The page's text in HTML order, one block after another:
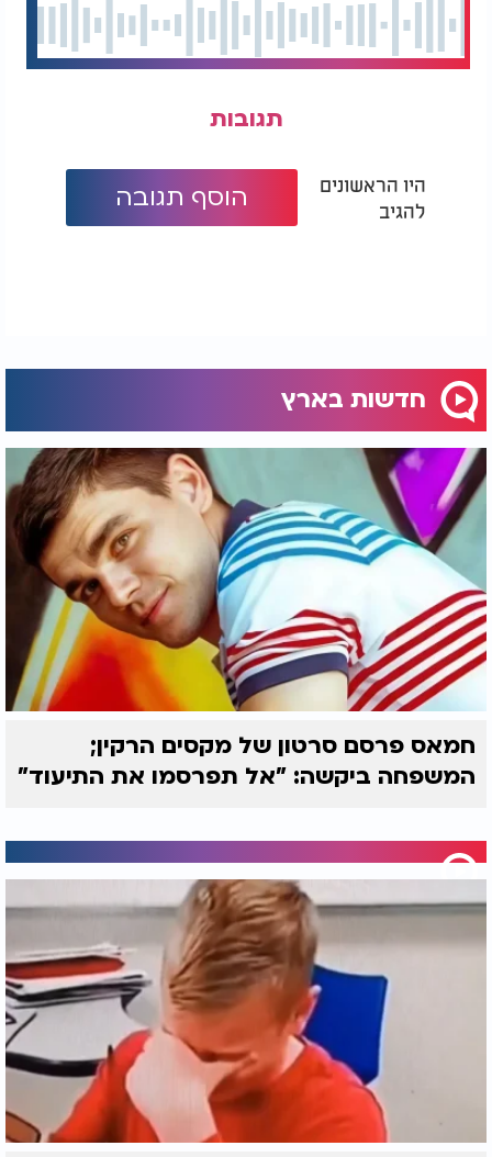
לציבור המטיילים מומלץ להתעדכן לפני כל טיול
באפליקציית "טיול בטוח" ובאתרי המידע של רשות
תגובות
היו הראשונים
להגיב
הוסף תגובה
חדשות בארץ
חמאס פרסם סרטון של מקסים הרקין;
המשפחה ביקשה: "אל תפרסמו את התיעוד"